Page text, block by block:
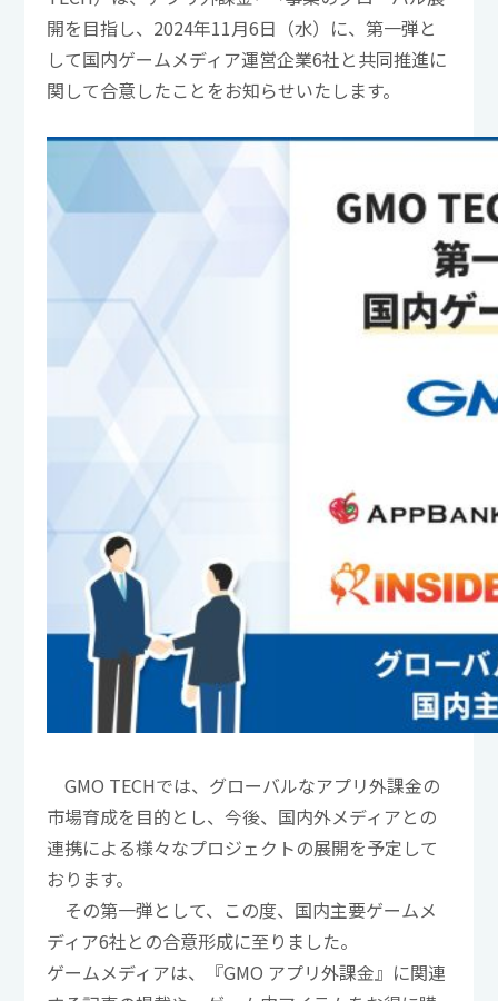
開を目指し、2024年11月6日（水）に、第一弾と
して国内ゲームメディア運営企業6社と共同推進に
関して合意したことをお知らせいたします。
GMO TECHでは、グローバルなアプリ外課金の
市場育成を目的とし、今後、国内外メディアとの
連携による様々なプロジェクトの展開を予定して
おります。
その第一弾として、この度、国内主要ゲームメ
ディア6社との合意形成に至りました。
ゲームメディアは、『GMO アプリ外課金』に関連